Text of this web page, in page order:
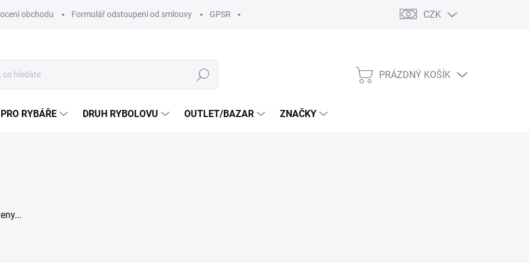
obchodu Formulář odstoupení od smlouvy GPSR CZK
Hledat
NÁKUPNÍ
PRÁZDNÝ KOŠÍK
RYBÁŘE DRUH RYBOLOVU OUTLET/BAZAR ZNAČKY